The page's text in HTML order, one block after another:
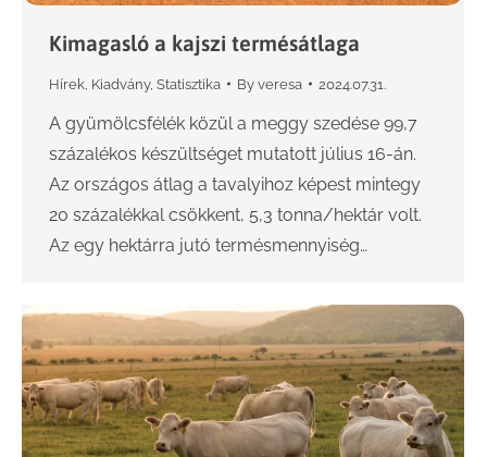
Kimagasló a kajszi termésátlaga
Hírek Kiadvány, Statisztika By veresa 2024.07.31.
A gyümölcsfélék közül a meggy szedése 99,7
százalékos készültséget mutatott július 16-án.
Az országos átlag a tavalyihoz képest mintegy
20 százalékkal csökkent, 5,3 tonna/hektár volt.
Az egy hektárra jutó termésmennyiség…